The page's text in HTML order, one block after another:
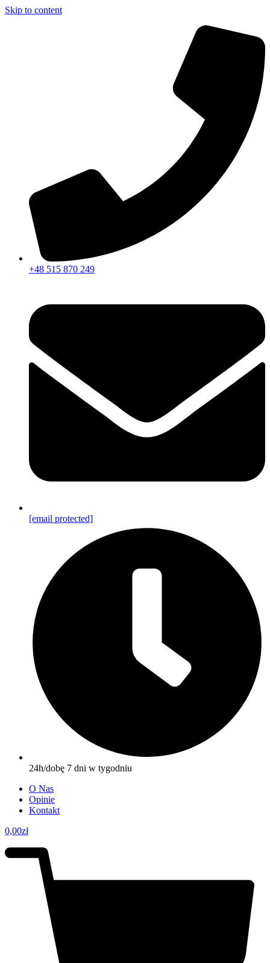
Skip to content
+48 515 870 249
[email protected]
24h/dobę 7 dni w tygodniu
O Nas
Opinie
Kontakt
0,00zł